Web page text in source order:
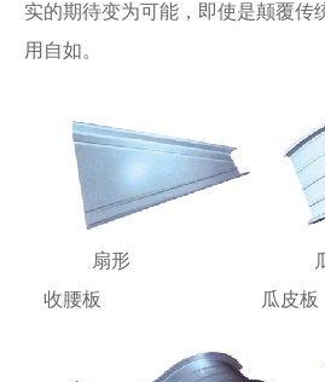
实的期待变为可能，即使是颠覆传
用自如。
扇形
收腰板 瓜皮板